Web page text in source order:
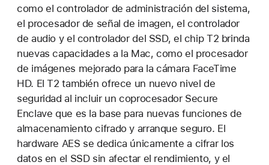
como el controlador de administración del sistema,
el procesador de señal de imagen, el controlador
de audio y el controlador del SSD, el chip T2 brinda
nuevas capacidades a la Mac, como el procesador
de imágenes mejorado para la cámara FaceTime
HD. El T2 también ofrece un nuevo nivel de
seguridad al incluir un coprocesador Secure
Enclave que es la base para nuevas funciones de
almacenamiento cifrado y arranque seguro. El
hardware AES se dedica únicamente a cifrar los
datos en el SSD sin afectar el rendimiento, y el